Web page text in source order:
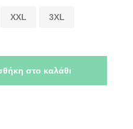
XXL 3XL
στο καλάθι